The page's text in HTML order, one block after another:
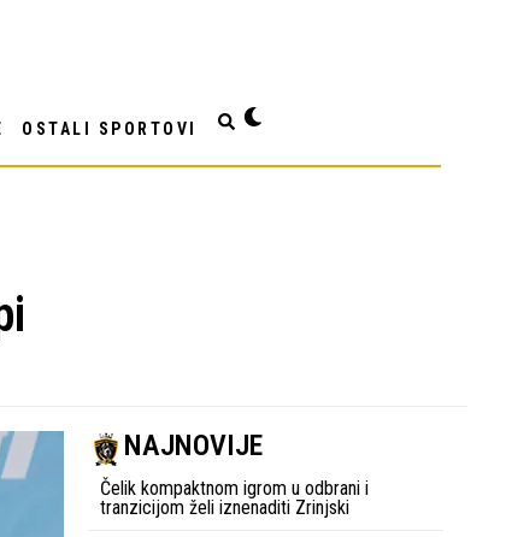
OSTALI SPORTOVI
NAJNOVIJE
Čelik kompaktnom igrom u odbrani i
tranzicijom želi iznenaditi Zrinjski